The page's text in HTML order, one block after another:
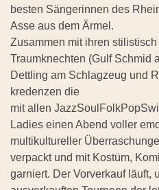
besten Sängerinnen des
Asse aus dem Ärmel.
Zusammen mit ihren
Traumknechten (Gulf Schmid
Dettling am Schlagzeug und
kredenzen die
mit allen
Ladies einen Abend voller
multikultureller
verpackt und mit Kostüm,
garniert. Der Vorverkauf läuft,